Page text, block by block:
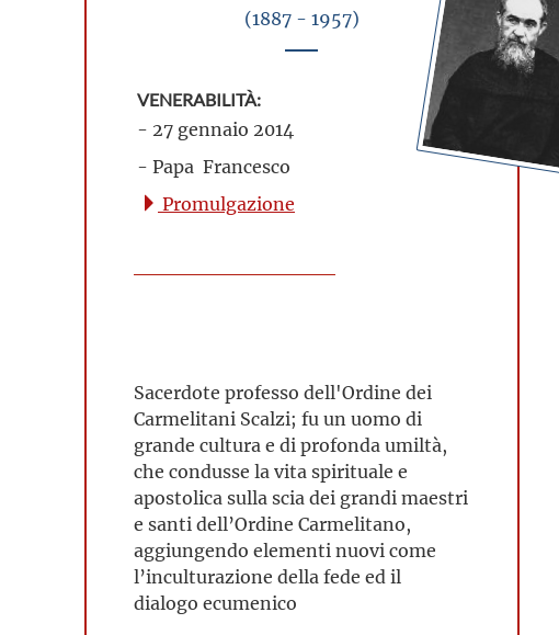
(1887 - 1957)
VENERABILITÀ:
- 27 gennaio 2014
- Papa Francesco
Promulgazione
Sacerdote professo dell'Ordine dei
Carmelitani Scalzi; fu un uomo di
grande cultura e di profonda umiltà,
che condusse la vita spirituale e
apostolica sulla scia dei grandi maestri
e santi dell’Ordine Carmelitano,
aggiungendo elementi nuovi come
l’inculturazione della fede ed il
dialogo ecumenico